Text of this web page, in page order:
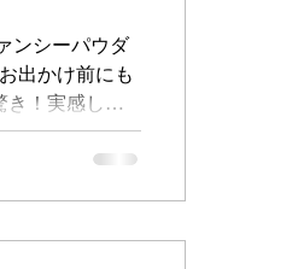
ンシーパウダ
出かけ前にも
き！実感して
110g 1,650